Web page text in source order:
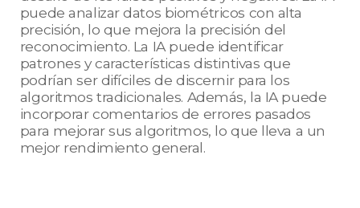
puede analizar datos biométricos con alta
precisión, lo que mejora la precisión del
reconocimiento. La IA puede identificar
patrones y características distintivas que
podrían ser difíciles de discernir para los
algoritmos tradicionales. Además, la IA puede
incorporar comentarios de errores pasados
para mejorar sus algoritmos, lo que lleva a un
mejor rendimiento general.